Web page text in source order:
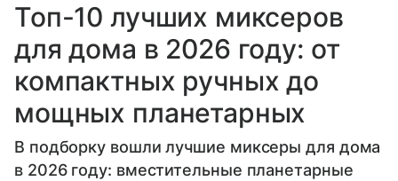
Топ-10 лучших миксеров
для дома в 2026 году: от
компактных ручных до
мощных планетарных
В подборку вошли лучшие миксеры для дома
в 2026 году: вместительные планетарные